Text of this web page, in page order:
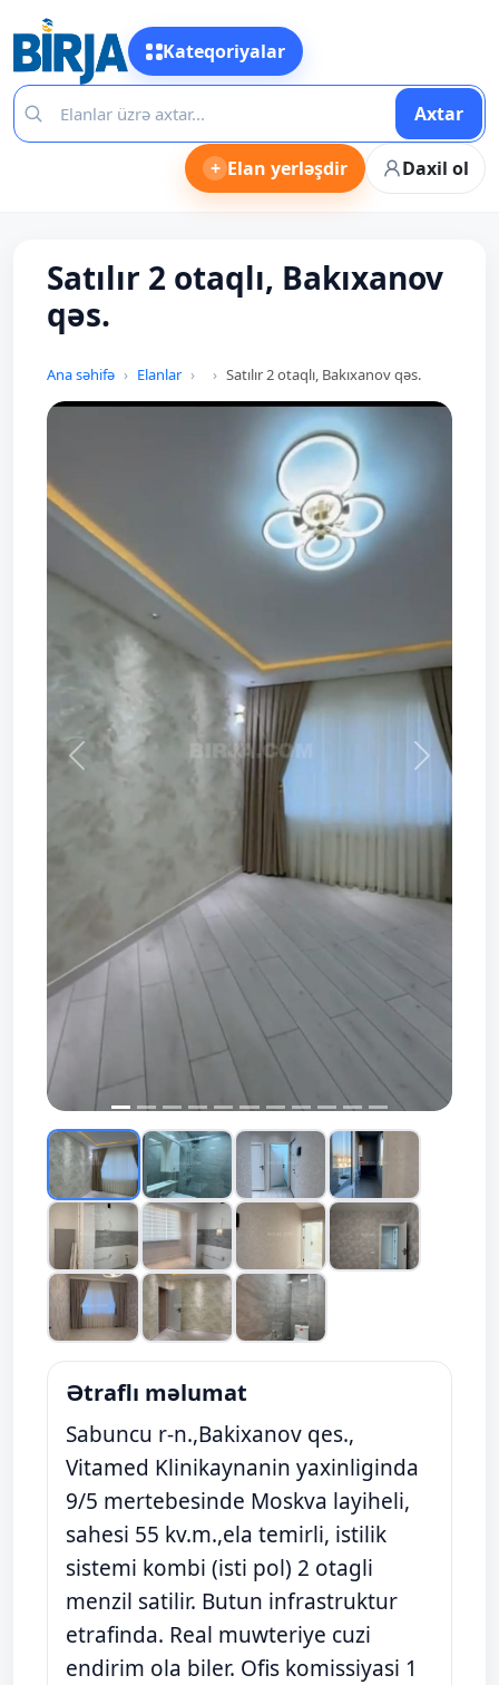
Kateqoriyalar
Axtar
+ Elan yerləşdir Daxil ol
Satılır 2 otaqlı, Bakıxanov
qəs.
Ana səhifə Elanlar Satılır 2 otaqlı, Bakıxanov qəs.
Prev Next
Ətraflı məlumat
Sabuncu r-n.,Bakixanov qes.,
Vitamed Klinikaynanin yaxinliginda
9/5 mertebesinde Moskva layiheli,
sahesi 55 kv.m.,ela temirli, istilik
sistemi kombi (isti pol) 2 otagli
menzil satilir. Butun infrastruktur
etrafinda. Real muwteriye cuzi
endirim ola biler. Ofis komissiyasi 1